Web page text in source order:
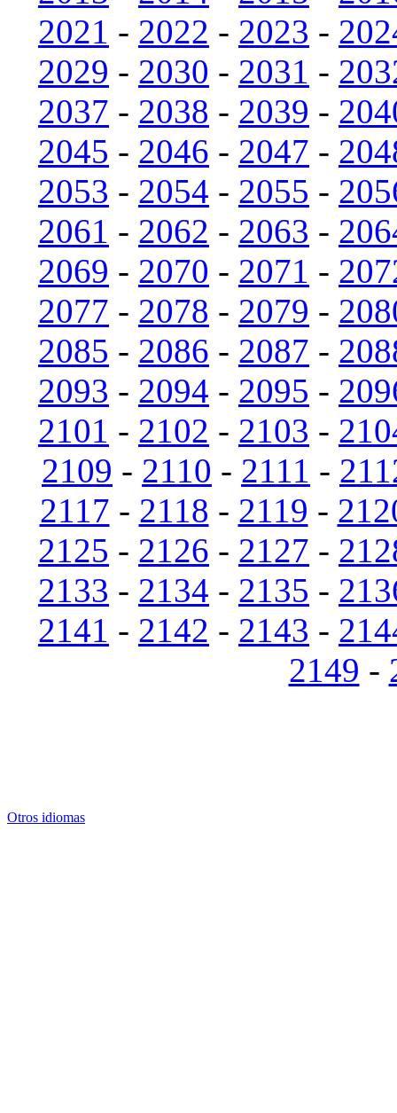
2021 - 2022 - 2023 -
2029 - 2030 - 2031 -
2037 - 2038 - 2039 -
2045 - 2046 - 2047 -
2053 - 2054 - 2055 -
2061 - 2062 - 2063 -
2069 - 2070 - 2071 -
2077 - 2078 - 2079 -
2085 - 2086 - 2087 -
2093 - 2094 - 2095 -
2101 - 2102 - 2103 -
2109 - 2110 - 2111 -
2117 - 2118 - 2119 -
2125 - 2126 - 2127 -
2133 - 2134 - 2135 -
2141 - 2142 - 2143 -
2149 -
Otros idiomas